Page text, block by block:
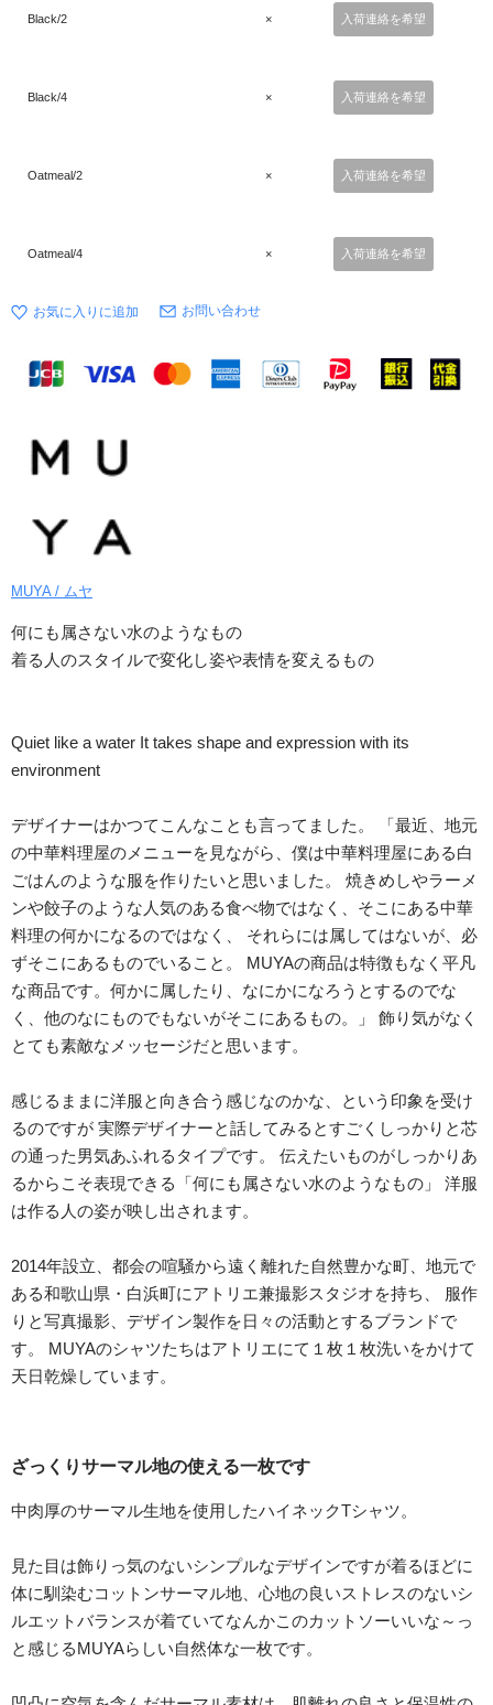
Black/2 × 入荷連絡を希望
Black/4 × 入荷連絡を希望
Oatmeal/2 × 入荷連絡を希望
Oatmeal/4 × 入荷連絡を希望
お問い合わせ
MUYA / ムヤ
何にも属さない水のようなもの
着る人のスタイルで変化し姿や表情を変えるもの
Quiet like a water It takes shape and expression with its
environment
デザイナーはかつてこんなことも言ってました。 「最近、地元
の中華料理屋のメニューを見ながら、僕は中華料理屋にある白
ごはんのような服を作りたいと思いました。 焼きめしやラーメ
ンや餃子のような人気のある食べ物ではなく、そこにある中華
料理の何かになるのではなく、 それらには属してはないが、必
ずそこにあるものでいること。 MUYAの商品は特徴もなく平凡
な商品です。何かに属したり、なにかになろうとするのでな
く、他のなにものでもないがそこにあるもの。」 飾り気がなく
とても素敵なメッセージだと思います。
感じるままに洋服と向き合う感じなのかな、という印象を受け
るのですが 実際デザイナーと話してみるとすごくしっかりと芯
の通った男気あふれるタイプです。 伝えたいものがしっかりあ
るからこそ表現できる「何にも属さない水のようなもの」 洋服
は作る人の姿が映し出されます。
2014年設立、都会の喧騒から遠く離れた自然豊かな町、地元で
ある和歌山県・白浜町にアトリエ兼撮影スタジオを持ち、 服作
りと写真撮影、デザイン製作を日々の活動とするブランドで
す。 MUYAのシャツたちはアトリエにて１枚１枚洗いをかけて
天日乾燥しています。
ざっくりサーマル地の使える一枚です
中肉厚のサーマル生地を使用したハイネックTシャツ。
見た目は飾りっ気のないシンプルなデザインですが着るほどに
体に馴染むコットンサーマル地、心地の良いストレスのないシ
ルエットバランスが着ていてなんかこのカットソーいいな～っ
と感じるMUYAらしい自然体な一枚です。